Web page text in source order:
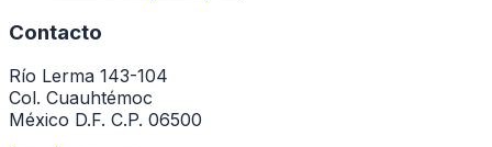
Contacto
Río Lerma 143-104
Col. Cuauhtémoc
México D.F. C.P. 06500